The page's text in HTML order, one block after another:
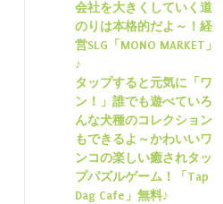
会社を大きくしていく道
のりは本格的だよ～！経
営SLG「MONO MARKET」
♪
タップすると元気に「ワ
ン！」誰でも遊べていろ
んな犬種のコレクション
もできるよ～かわいいワ
ンコの楽しい癒されタッ
プパズルゲーム！「Tap
Dag Cafe」無料♪